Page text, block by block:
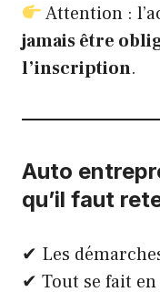
Attention :
jamais être
l’inscription.
Auto
qu’il faut
✔ Les
✔ Tout se fait